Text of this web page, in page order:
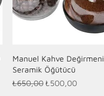
Hızlı Bakış
Manuel Kahve Değirmeni
Seramik Öğütücü
Normal Fiyat
₺650,00 İndirimli Fiyat
₺500,00